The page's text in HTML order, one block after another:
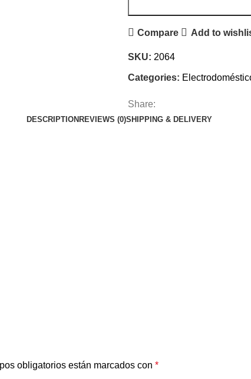
Compare Add to
SKU: 2064
Categories:
Share:
DESCRIPTION REVIEWS (0)SHIPPING & DELIVERY
obligatorios están marcados con *